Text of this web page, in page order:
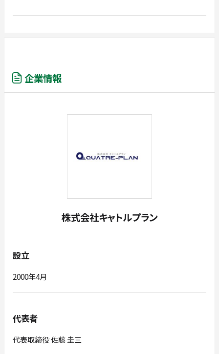
企業情報
株式会社キャトルプラン
設立
2000年4⽉
代表者
代表取締役 佐藤 圭三